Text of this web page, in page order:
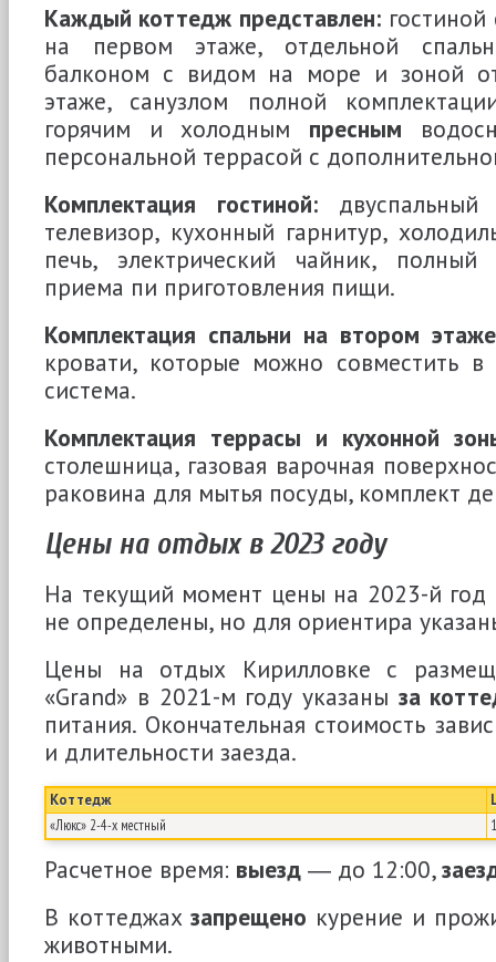
Каждый коттедж представлен:гостиной
на первом этаже, отдельной
балконом с видом на море и зоной
этаже, санузлом полной
горячим и холодным пресным
персональной террасой с
Комплектация гостиной:двуспальный
телевизор, кухонный гарнитур,
печь, электрический чайник,
приема пи приготовления пищи.
Комплектация спальни на втором
кровати, которые можно совместить в
система.
Комплектация террасы и кухонной
столешница, газовая варочная
раковина для мытья посуды, комплект
Цены на отдых в 2023 году
На текущий момент цены на 2023-й год
не определены, но для ориентира
Цены на отдых Кирилловке с
«Grand» в 2021-м году указаны за
питания. Окончательная стоимость
и длительности заезда.
Коттедж
«Люкс» 2-4-х местный
Расчетное время: выезд ― до 12:00,
В коттеджахзапрещено курение и
животными.